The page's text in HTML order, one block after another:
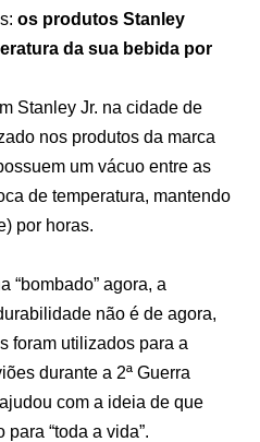
os produtos Stanley
da sua bebida por
Stanley Jr. na cidade de
nos produtos da marca
um vácuo entre as
de temperatura, mantendo
por horas.
“bombado” agora, a
não é de agora,
foram utilizados para a
durante a 2ª Guerra
com a ideia de que
“toda a vida”.